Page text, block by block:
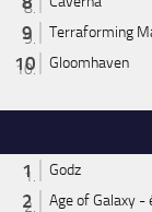
Terraforming
Gloomhaven
Godz
Age of Galaxy -